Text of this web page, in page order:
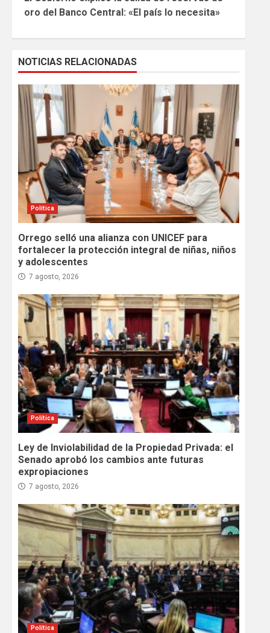
Reading
oro del Banco Central: «El país lo necesita»
NOTICIAS RELACIONADAS
Política
Orrego selló una alianza con UNICEF para
fortalecer la protección integral de niñas, niños
y adolescentes
7 agosto, 2026
Política
Ley de Inviolabilidad de la Propiedad Privada: el
Senado aprobó los cambios ante futuras
expropiaciones
7 agosto, 2026
Política